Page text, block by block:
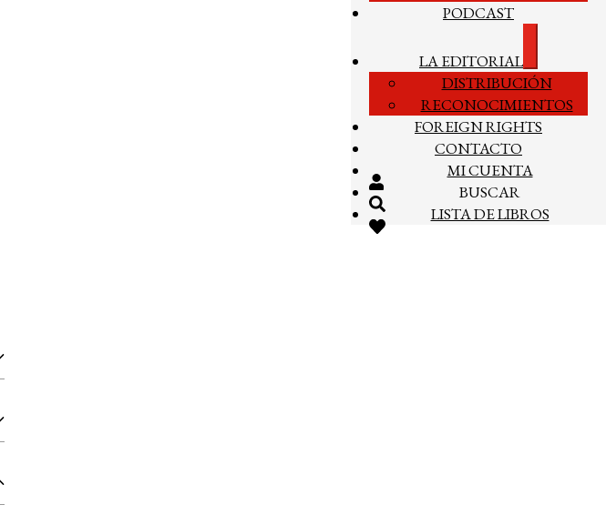
PODCAST
LA EDITORIAL el
menú
hijo
DISTRIBUCIÓN
RECONOCIMIENTOS
FOREIGN RIGHTS
CONTACTO
MI CUENTA
BUSCAR
LISTA DE LIBROS